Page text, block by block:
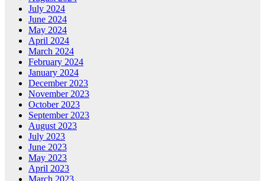
July 2024
June 2024
May 2024
April 2024
March 2024
February 2024
January 2024
December 2023
November 2023
October 2023
September 2023
August 2023
July 2023
June 2023
May 2023
April 2023
March 2023